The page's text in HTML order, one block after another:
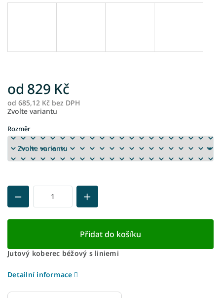
od 829 Kč
od 685,12 Kč bez DPH
Zvolte variantu
Rozměr
Přidat do košíku
Jutový koberec béžový s liniemi
Detailní informace